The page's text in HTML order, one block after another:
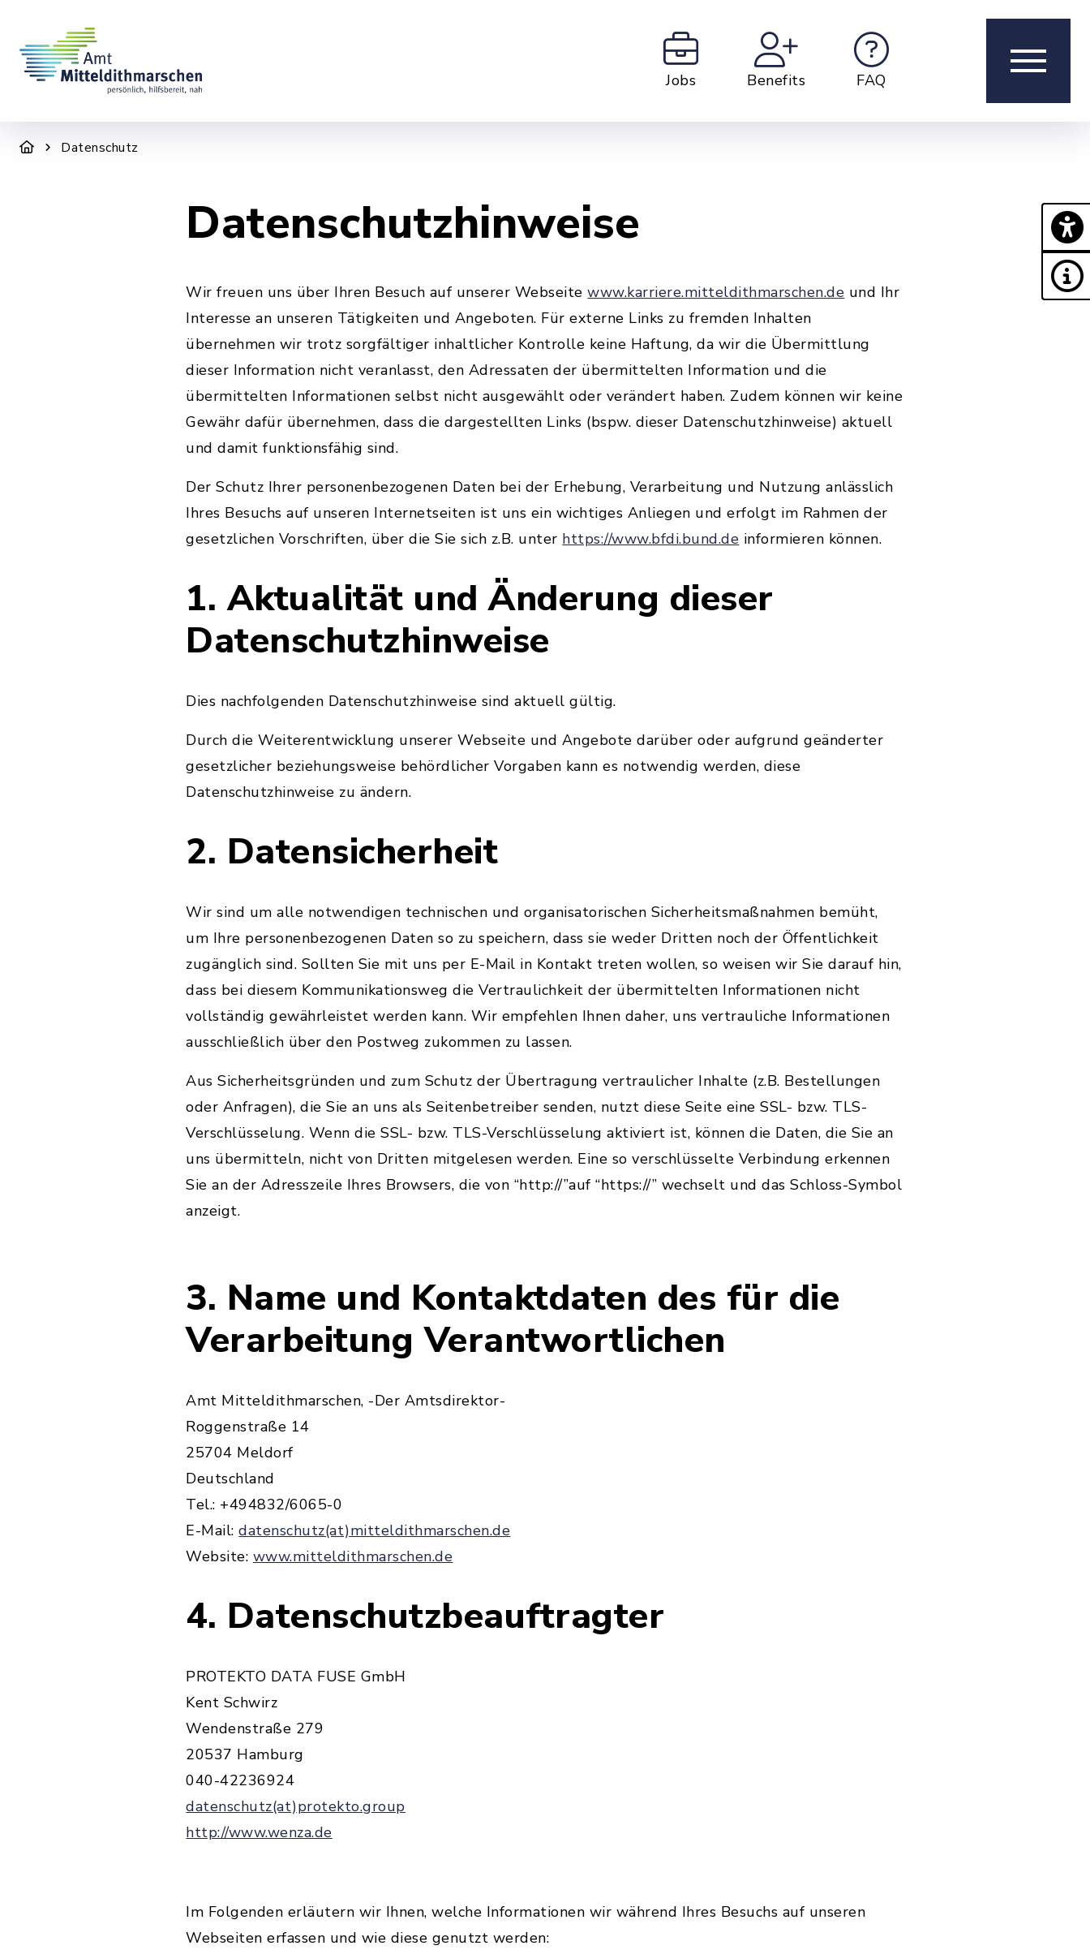
Jobs Benefits FAQ
Datenschutz
Datenschutzhinweise
Wir freuen uns über Ihren Besuch auf unserer Webseitewww.karriere.mitteldithmarschen.de und Ihr
Interesse an unseren Tätigkeiten und Angeboten. Für externe Links zu fremden Inhalten
übernehmen wir trotz sorgfältiger inhaltlicher Kontrolle keine Haftung, da wir die Übermittlung
dieser Information nicht veranlasst, den Adressaten der übermittelten Information und die
übermittelten Informationen selbst nicht ausgewählt oder verändert haben. Zudem können wir keine
Gewähr dafür übernehmen, dass die dargestellten Links (bspw. dieser Datenschutzhinweise) aktuell
und damit funktionsfähig sind.
Der Schutz Ihrer personenbezogenen Daten bei der Erhebung, Verarbeitung und Nutzung anlässlich
Ihres Besuchs auf unseren Internetseiten ist uns ein wichtiges Anliegen und erfolgt im Rahmen der
gesetzlichen Vorschriften, über die Sie sich z.B. unter https://www.bfdi.bund.de informieren können.
1. Aktualität und Änderung dieser
Datenschutzhinweise
Dies nachfolgenden Datenschutzhinweise sind aktuell gültig.
Durch die Weiterentwicklung unserer Webseite und Angebote darüber oder aufgrund geänderter
gesetzlicher beziehungsweise behördlicher Vorgaben kann es notwendig werden, diese
Datenschutzhinweise zu ändern.
2. Datensicherheit
Wir sind um alle notwendigen technischen und organisatorischen Sicherheitsmaßnahmen bemüht,
um Ihre personenbezogenen Daten so zu speichern, dass sie weder Dritten noch der Öffentlichkeit
zugänglich sind. Sollten Sie mit uns per E-Mail in Kontakt treten wollen, so weisen wir Sie darauf hin,
dass bei diesem Kommunikationsweg die Vertraulichkeit der übermittelten Informationen nicht
vollständig gewährleistet werden kann. Wir empfehlen Ihnen daher, uns vertrauliche Informationen
ausschließlich über den Postweg zukommen zu lassen.
Aus Sicherheitsgründen und zum Schutz der Übertragung vertraulicher Inhalte (z.B. Bestellungen
oder Anfragen), die Sie an uns als Seitenbetreiber senden, nutzt diese Seite eine SSL- bzw. TLS-
Verschlüsselung. Wenn die SSL- bzw. TLS-Verschlüsselung aktiviert ist, können die Daten, die Sie an
uns übermitteln, nicht von Dritten mitgelesen werden. Eine so verschlüsselte Verbindung erkennen
Sie an der Adresszeile Ihres Browsers, die von “http://”auf “https://” wechselt und das Schloss-Symbol
anzeigt.
3. Name und Kontaktdaten des für die
Verarbeitung Verantwortlichen
Amt Mitteldithmarschen, -Der Amtsdirektor-
Roggenstraße 14
25704 Meldorf
Deutschland
Tel.: +494832/6065-0
E-Mail:datenschutz(at)mitteldithmarschen.de
Website: www.mitteldithmarschen.de
4. Datenschutzbeauftragter
PROTEKTO DATA FUSE GmbH
Kent Schwirz
Wendenstraße 279
20537 Hamburg
040-42236924
datenschutz(at)protekto.group
http://www.wenza.de
Im Folgenden erläutern wir Ihnen, welche Informationen wir während Ihres Besuchs auf unseren
Webseiten erfassen und wie diese genutzt werden: